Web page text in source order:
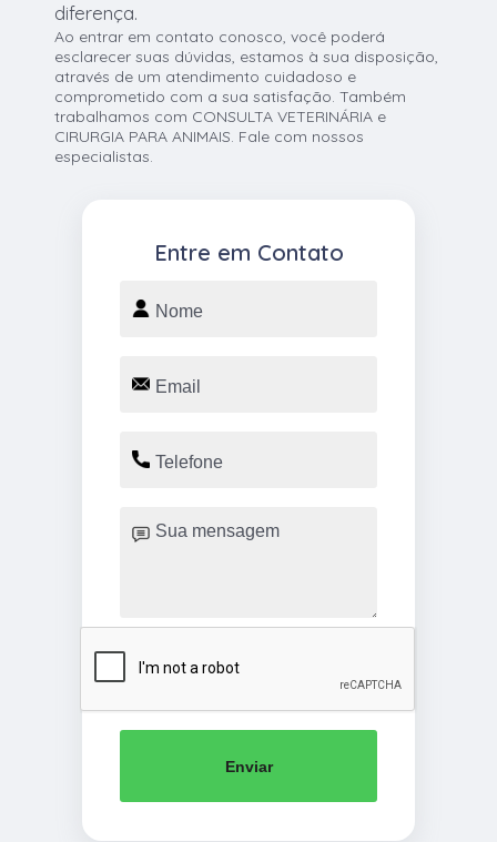
diferença.
Ao entrar em contato conosco, você poderá
esclarecer suas dúvidas, estamos à sua disposição,
através de um atendimento cuidadoso e
comprometido com a sua satisfação. Também
trabalhamos com CONSULTA VETERINÁRIA e
CIRURGIA PARA ANIMAIS. Fale com nossos
especialistas.
Entre em Contato
Enviar